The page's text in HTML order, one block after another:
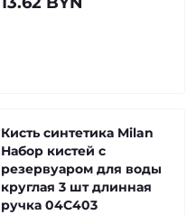
Кисть синтетика Milan
Набор кистей с
резервуаром для воды
круглая 3 шт длинная
ручка 04C403